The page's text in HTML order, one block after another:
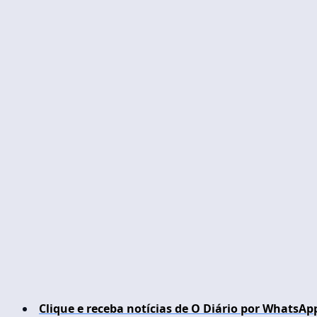
Clique e receba notícias de O Diário por